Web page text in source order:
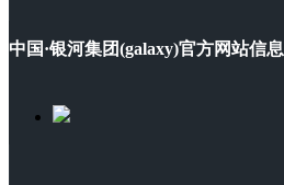
中国·银河集团(galaxy)官方网站信息